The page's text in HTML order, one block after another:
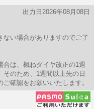
出力日2026年08月08日
い場合がありますのでご了
は、概ねダイヤ改正の1週
のため、1週間以上先の日
確認をお願いいたします。